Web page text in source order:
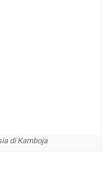
di Kamboja